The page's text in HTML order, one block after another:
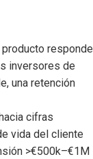
responde
inversores de
una retención
cifras
vida del cliente
>€500k–€1M